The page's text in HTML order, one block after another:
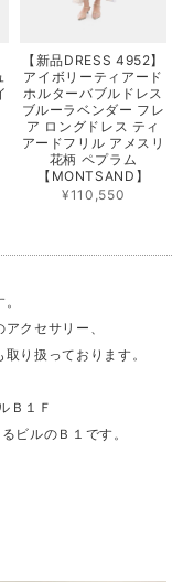
【新品DRESS 4952】
アイボリーティアード
ホルターバブルドレス
ブルーラベンダー フレ
ア ロングドレス ティ
アードフリル アメスリ
花柄 ペプラム
【MONTSAND】
¥110,550
クセサリー、
り扱っております。
Ｂ１Ｆ
ルのＢ１です。